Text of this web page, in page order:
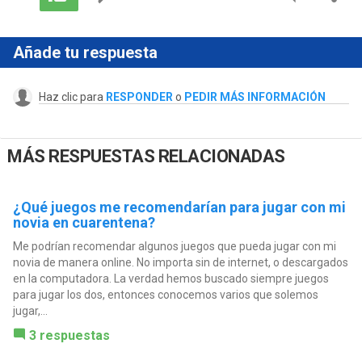
Añade tu respuesta
Haz clic para RESPONDER o PEDIR MÁS INFORMACIÓN
MÁS RESPUESTAS RELACIONADAS
¿Qué juegos me recomendarían para jugar con mi
novia en cuarentena?
Me podrían recomendar algunos juegos que pueda jugar con mi
novia de manera online. No importa sin de internet, o descargados
en la computadora. La verdad hemos buscado siempre juegos
para jugar los dos, entonces conocemos varios que solemos
jugar,...
3 respuestas